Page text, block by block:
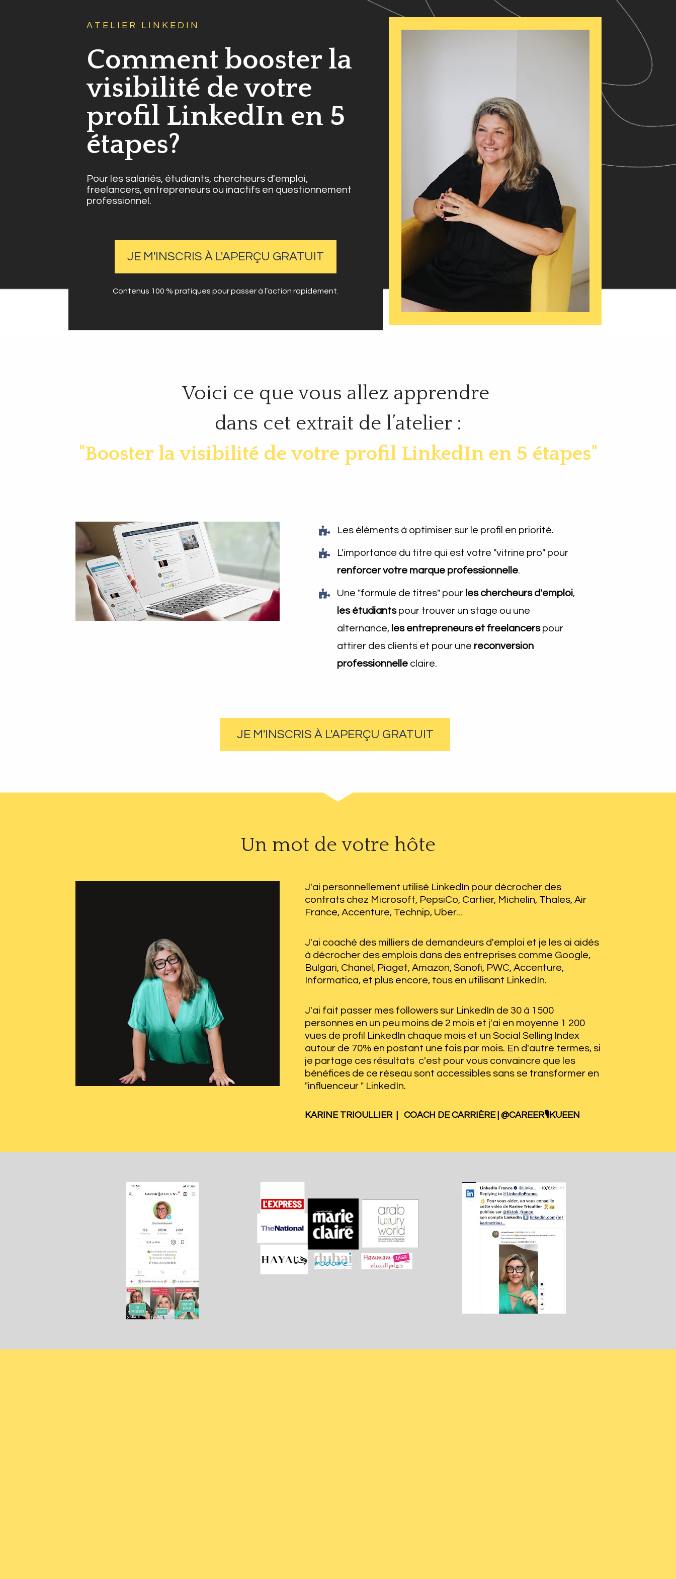
A T E L I E R   L I N K E D I N
Comment booster la
visibilité de votre
profil LinkedIn en 5
étapes?
Pour les salariés, étudiants, chercheurs d'emploi,
freelancers, entrepreneurs ou inactifs en questionnement
professionnel.
JE M'INSCRIS À L'APERÇU GRATUIT
Contenus 100 % pratiques pour passer à l’action rapidement.
Voici ce que vous allez apprendre
dans cet extrait de l’atelier :
"Booster la visibilité de votre profil LinkedIn en 5 étapes"
Les éléments à optimiser sur le profil en priorité.
L'importance du titre qui est votre "vitrine pro" pour
renforcer votre marque professionnelle.
Une "formule de titres" pour les chercheurs d'emploi ,
les étudiants pour trouver un stage ou une
alternance, les entrepreneurs et freelancers pour
attirer des clients et pour une reconversion
professionnelle claire.
JE M'INSCRIS À L'APERÇU GRATUIT
Un mot de votre hôte
J'ai personnellement utilisé LinkedIn pour décrocher des
contrats chez Microsoft, PepsiCo, Cartier, Michelin, Thales, Air
France, Accenture, Technip, Uber...
J'ai coaché ​​des milliers de demandeurs d'emploi et je les ai aidés
à décrocher des emplois dans des entreprises comme Google,
Bulgari, Chanel, Piaget, Amazon, Sanofi, PWC, Accenture,
Informatica, et plus encore, tous en utilisant LinkedIn.
J'ai fait passer mes followers sur LinkedIn de 30 à 1500
personnes en un peu moins de 2 mois et j'ai en moyenne 1 200
vues de profil LinkedIn chaque mois et un Social Selling Index
autour de 70% en postant une fois par mois. En d'autre termes, si
je partage ces résultats  c'est pour vous convaincre que les
bénéfices de ce réseau sont accessibles sans se transformer en
"influenceur " LinkedIn.
KARINE TRIOULLIER  |   COACH DE CARRIÈRE | @CAREER🎙KUEEN